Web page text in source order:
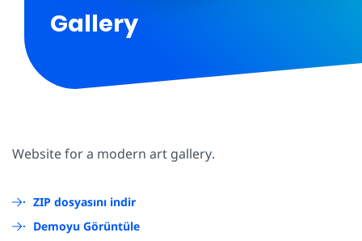
Gallery
Website for a modern art gallery.
ZIP dosyasını indir
Demoyu Görüntüle